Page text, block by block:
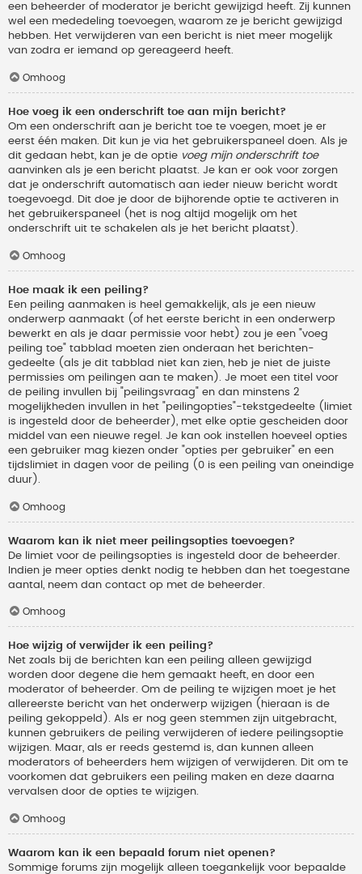
een beheerder of moderator je bericht gewijzigd heeft. Zij kunnen
wel een mededeling toevoegen, waarom ze je bericht gewijzigd
hebben. Het verwijderen van een bericht is niet meer mogelijk
van zodra er iemand op gereageerd heeft.
Omhoog
Hoe voeg ik een onderschrift toe aan mijn bericht?
Om een onderschrift aan je bericht toe te voegen, moet je er
eerst één maken. Dit kun je via het gebruikerspaneel doen. Als je
dit gedaan hebt, kan je de optie voeg mijn onderschrift toe
aanvinken als je een bericht plaatst. Je kan er ook voor zorgen
dat je onderschrift automatisch aan ieder nieuw bericht wordt
toegevoegd. Dit doe je door de bijhorende optie te activeren in
het gebruikerspaneel (het is nog altijd mogelijk om het
onderschrift uit te schakelen als je het bericht plaatst).
Omhoog
Hoe maak ik een peiling?
Een peiling aanmaken is heel gemakkelijk, als je een nieuw
onderwerp aanmaakt (of het eerste bericht in een onderwerp
bewerkt en als je daar permissie voor hebt) zou je een "voeg
peiling toe" tabblad moeten zien onderaan het berichten-
gedeelte (als je dit tabblad niet kan zien, heb je niet de juiste
permissies om peilingen aan te maken). Je moet een titel voor
de peiling invullen bij "peilingsvraag" en dan minstens 2
mogelijkheden invullen in het "peilingopties"-tekstgedeelte (limiet
is ingesteld door de beheerder), met elke optie gescheiden door
middel van een nieuwe regel. Je kan ook instellen hoeveel opties
een gebruiker mag kiezen onder "opties per gebruiker" en een
tijdslimiet in dagen voor de peiling (0 is een peiling van oneindige
duur).
Omhoog
Waarom kan ik niet meer peilingsopties toevoegen?
De limiet voor de peilingsopties is ingesteld door de beheerder.
Indien je meer opties denkt nodig te hebben dan het toegestane
aantal, neem dan contact op met de beheerder.
Omhoog
Hoe wijzig of verwijder ik een peiling?
Net zoals bij de berichten kan een peiling alleen gewijzigd
worden door degene die hem gemaakt heeft, en door een
moderator of beheerder. Om de peiling te wijzigen moet je het
allereerste bericht van het onderwerp wijzigen (hieraan is de
peiling gekoppeld). Als er nog geen stemmen zijn uitgebracht,
kunnen gebruikers de peiling verwijderen of iedere peilingsoptie
wijzigen. Maar, als er reeds gestemd is, dan kunnen alleen
moderators of beheerders hem wijzigen of verwijderen. Dit om te
voorkomen dat gebruikers een peiling maken en deze daarna
vervalsen door de opties te wijzigen.
Omhoog
Waarom kan ik een bepaald forum niet openen?
Sommige forums zijn mogelijk alleen toegankelijk voor bepaalde